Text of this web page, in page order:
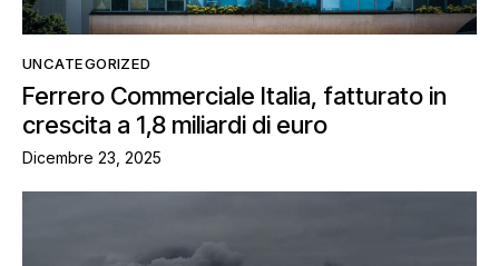
UNCATEGORIZED
Ferrero Commerciale Italia, fatturato in
crescita a 1,8 miliardi di euro
Dicembre 23, 2025